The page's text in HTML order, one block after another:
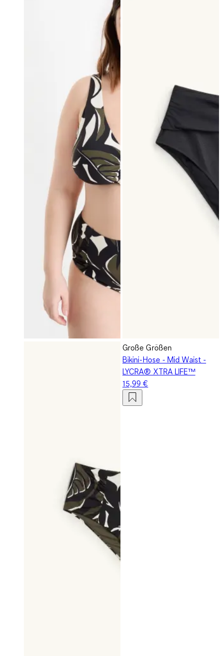
Große Größen
Bikini-Hose - Mid Waist -
LYCRA® XTRA LIFE™
15,99 €